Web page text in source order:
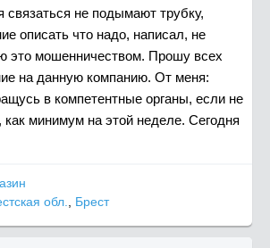
связаться не подымают трубку,
описать что надо, написал, не
это мошенничеством. Прошу всех
на данную компанию. От меня:
в компетентные органы, если не
минимум на этой неделе. Сегодня
обл. Брест